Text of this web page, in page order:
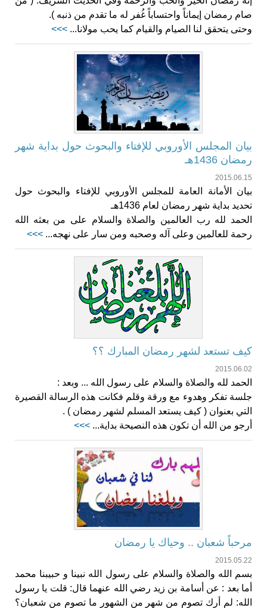
صام رمضان إيماناً واحتساباً غُفر له ما تقدم من ذنبه ).
وحتى يتحقق لنا الصيام والقيام كما يحب مولانا... >>>
بيان المجلس الأوروبي للإفتاء والبحوث حول بداية شهر
رمضان 1436هـ
2015.06.15
بيان الأمانة العامة للمجلس الأوروبي للإفتاء والبحوث حول
تحديد بداية شهر رمضان لعام 1436هـ
الحمد لله رب العالمين والصلاة والسلام على من بعثه الله
رحمة للعالمين وعلى آله وصحبه ومن سار على نهجه... >>>
كيف تستعد لشهر رمضان المبارك ؟؟
2015.06.02
الحمد لله والصلاة والسلام على رسول الله ... وبعد :
جلسة تفكر وهدوء مع ورقة وقلم فكانت هذه الرسالة القصيرة
التي بعنوان ( كيف يستعد المسلم لشهر رمضان ) .
أرجو من الله أن تكون هذه النصيحة بداية... >>>
مرحباً شعبان .. وحياك يا رمضان
2015.05.22
بسم الله والصلاة والسلام على رسول الله نبينا و حبيبنا محمد
أما بعد : عن أسامة بن زيد رضي الله عنهما قال: قلت يا رسول
الله: لم أرك تصوم من شهر من الشهور ما تصوم من شعبان؟